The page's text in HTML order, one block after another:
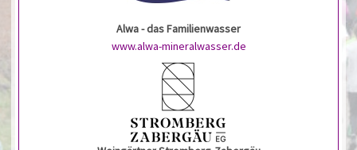
Alwa - das Familienwasser
www.alwa-mineralwasser.de